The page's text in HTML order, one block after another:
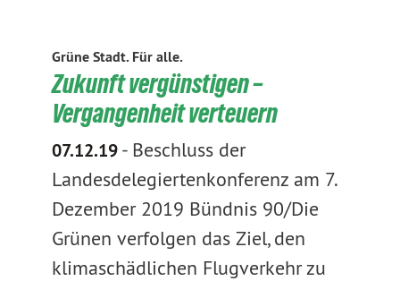
Grüne Stadt. Für alle.
Zukunft vergünstigen –
Vergangenheit verteuern
07.12.19- Beschluss der
Landesdelegiertenkonferenz am 7.
Dezember 2019 Bündnis 90/Die
Grünen verfolgen das Ziel, den
klimaschädlichen Flugverkehr zu